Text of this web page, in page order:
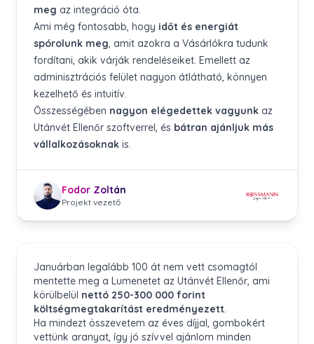
meg az integráció óta.
Ami még fontosabb, hogy időt és energiát
spórolunk meg, amit azokra a Vásárlókra tudunk
fordítani, akik várják rendeléseiket. Emellett az
adminisztrációs felület nagyon átlátható, könnyen
kezelhető és intuitív.
Összességében nagyon elégedettek vagyunk az
Utánvét Ellenőr szoftverrel, és bátran ajánljuk más
vállalkozásoknak is.
Fodor Zoltán
Projekt vezető
Januárban legalább 100 át nem vett csomagtól
mentette meg a Lumenetet az Utánvét Ellenőr, ami
körülbelül nettó 250-300 000 forint
költségmegtakarítást eredményezett.
Ha mindezt összevetem az éves díjjal, gombokért
vettünk aranyat, így jó szívvel ajánlom minden